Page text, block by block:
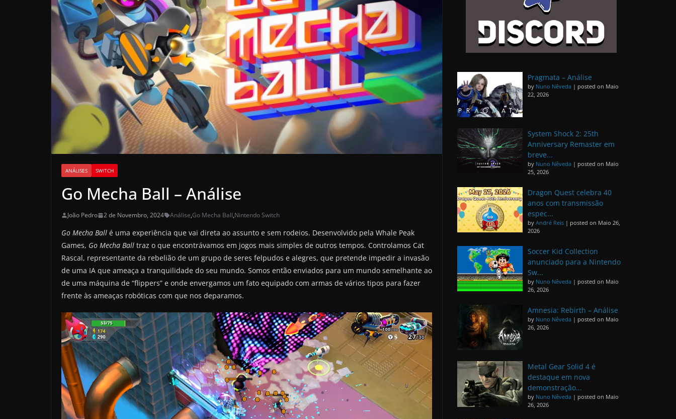
ANÁLISES SWITCH
Go Mecha Ball – Análise
João Pedro 2 de Novembro, 2024 Análise,Go Mecha Ball,Nintendo Switch
Go Mecha Ball é uma experiência que vai direta ao assunto e sem rodeios. Desenvolvido pela Whale Peak
Games, Go Mecha Ball traz o que encontrávamos em jogos mais simples de outros tempos. Controlamos Cat
Rascal, representante da rebelião de um grupo de seres felpudos e alegres, que pretende impedir a invasão
de uma IA que ameaça a tranquilidade do seu mundo. Somos então enviados para um mundo semelhante ao
de uma máquina de “flippers” e onde envergamos um fato equipado com armas de vários tipos para fazer
frente às ameaças robóticas com que nos deparamos.
Pragmata – Análise
by Nuno Nêveda | posted on Maio
22, 2026
System Shock 2: 25th
Anniversary Remaster em
breve...
by Nuno Nêveda | posted on Maio
25, 2026
Dragon Quest celebra 40
anos com transmissão
espec...
by André Reis | posted on Maio 26,
2026
Soccer Kid Collection
anunciado para a Nintendo
Sw...
by Nuno Nêveda | posted on Maio
26, 2026
Amnesia: Rebirth – Análise
by Nuno Nêveda | posted on Maio
26, 2026
Metal Gear Solid 4 é
destaque em nova
demonstração...
by Nuno Nêveda | posted on Maio
26, 2026